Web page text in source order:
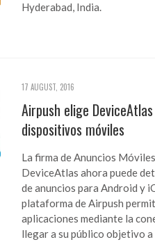
Hyderabad, India.
17 AUGUST, 2016
Airpush elige
dispositivos móviles
La firma de Anuncios
DeviceAtlas ahora puede
de anuncios para Android y
plataforma de Airpush
aplicaciones mediante la
llegar a su público objetivo